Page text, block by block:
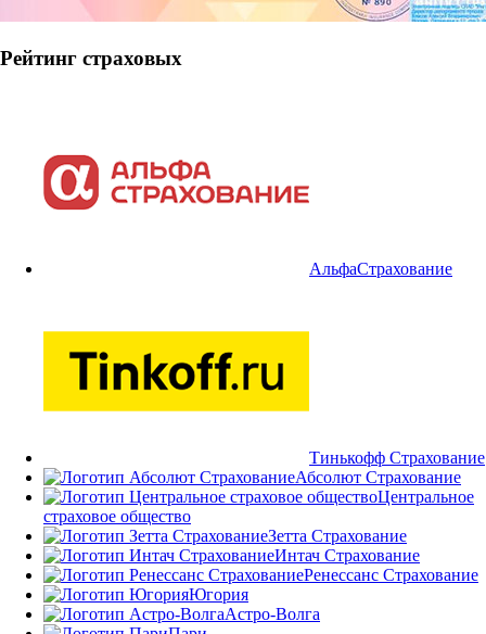
Рейтинг страховых
АльфаСтрахование
Тинькофф Страхование
Абсолют Страхование
Центральное
страховое общество
Зетта Страхование
Интач Страхование
Ренессанс Страхование
Югория
Астро-Волга